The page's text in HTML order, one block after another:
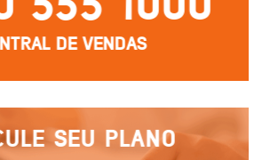
DE VENDAS
SEU PLANO